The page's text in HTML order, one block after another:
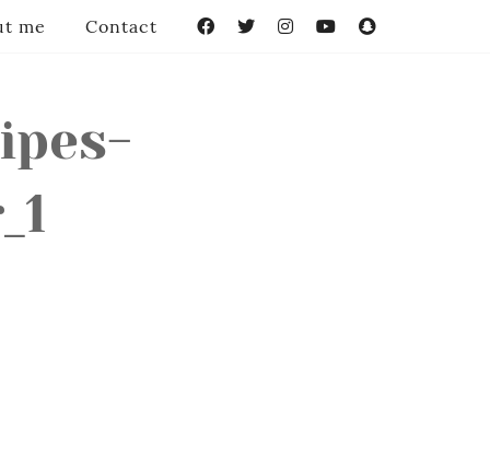
me Contact FacebookTwitterInstagramYouTube